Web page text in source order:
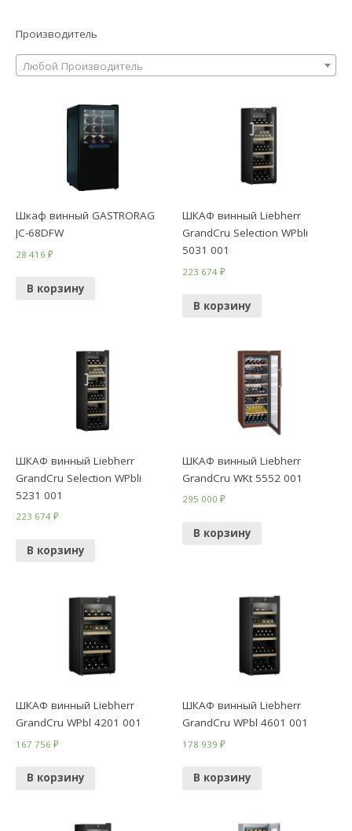
Производитель
Любой Производитель
Шкаф винный GASTRORAG
JC-68DFW
28 416₽
В корзину
ШКАФ винный Liebherr
GrandCru Selection WPbli
5031 001
223 674₽
В корзину
ШКАФ винный Liebherr
GrandCru Selection WPbli
5231 001
223 674₽
В корзину
ШКАФ винный Liebherr
GrandCru WKt 5552 001
295 000₽
В корзину
ШКАФ винный Liebherr
GrandCru WPbl 4201 001
167 756₽
В корзину
ШКАФ винный Liebherr
GrandCru WPbl 4601 001
178 939₽
В корзину